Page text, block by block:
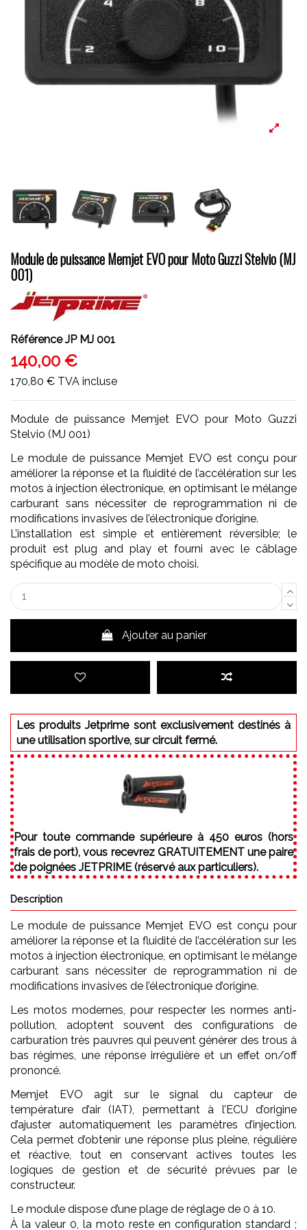
Module de puissance Memjet EVO pour Moto Guzzi Stelvio (MJ
001)
Référence JP MJ 001
140,00 €
170,80 € TVA incluse
Module de puissance Memjet EVO pour Moto Guzzi
Stelvio (MJ 001)
Le module de puissance Memjet EVO est conçu pour
améliorer la réponse et la fluidité de l’accélération sur les
motos à injection électronique, en optimisant le mélange
carburant sans nécessiter de reprogrammation ni de
modifications invasives de l’électronique d’origine.
L’installation est simple et entièrement réversible; le
produit est plug and play et fourni avec le câblage
spécifique au modèle de moto choisi.
Ajouter au panier
Les produits Jetprime sont exclusivement destinés à
une utilisation sportive, sur circuit fermé.
Pour toute commande supérieure à 450 euros (hors
frais de port), vous recevrez GRATUITEMENT une paire
de poignées JETPRIME (réservé aux particuliers).
Description
Le module de puissance Memjet EVO est conçu pour
améliorer la réponse et la fluidité de l’accélération sur les
motos à injection électronique, en optimisant le mélange
carburant sans nécessiter de reprogrammation ni de
modifications invasives de l’électronique d’origine.
Les motos modernes, pour respecter les normes anti-
pollution, adoptent souvent des configurations de
carburation très pauvres qui peuvent générer des trous à
bas régimes, une réponse irrégulière et un effet on/off
prononcé.
Memjet EVO agit sur le signal du capteur de
température d’air (IAT), permettant à l’ECU d’origine
d’ajuster automatiquement les paramètres d’injection.
Cela permet d’obtenir une réponse plus pleine, régulière
et réactive, tout en conservant actives toutes les
logiques de gestion et de sécurité prévues par le
constructeur.
Le module dispose d’une plage de réglage de 0 à 10.
À la valeur 0, la moto reste en configuration standard ;